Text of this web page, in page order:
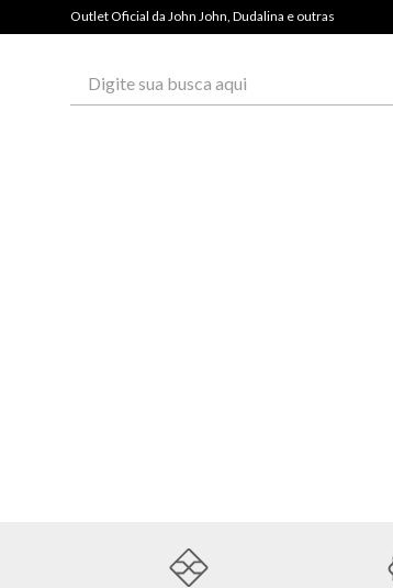
Outlet Oficial da John John, Dudalina e outras
PAGUE COM PIX E